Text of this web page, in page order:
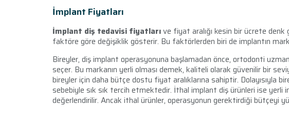
İmplant Fiyatları
İmplant diş tedavisi fiyatlarıve fiyat aralığı kesin bir ücrete
faktöre göre değişiklik gösterir. Bu faktörlerden biri de implantın
Bireyler, diş implant operasyonuna başlamadan önce, ortodonti
seçer. Bu markanın yerli olması demek, kaliteli olarak güvenilir bir
bireyler için daha bütçe dostu fiyat aralıklarına sahiptir. Dolayısıyla
sebebiyle sık sık tercih etmektedir. İthal implant diş ürünleri ise yerli
değerlendirilir. Ancak ithal ürünler, operasyonun gerektirdiği bütçeyi